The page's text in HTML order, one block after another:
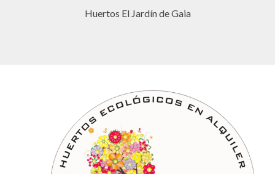
Huertos El Jardín de Gaia